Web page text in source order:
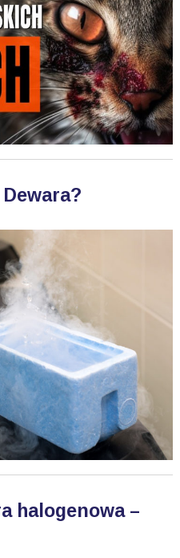
halogenowa –